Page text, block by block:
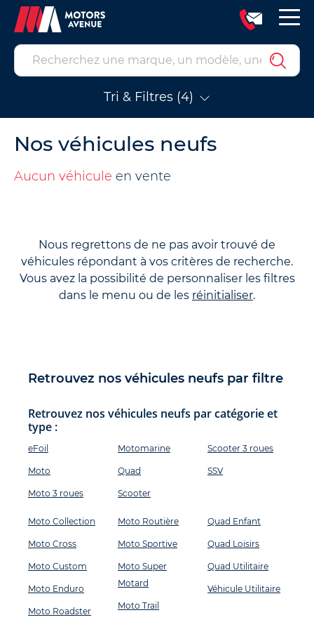
Tri & Filtres (4)
Nos véhicules neufs
Aucun véhicule en vente
Nous regrettons de ne pas avoir trouvé de
véhicules répondant à vos critères de recherche.
Vous avez la possibilité de personnaliser les filtres
dans le menu ou de les réinitialiser.
Retrouvez nos véhicules neufs par filtre
Retrouvez nos véhicules neufs par catégorie et
type :
eFoil
Moto
Moto 3 roues
Motomarine
Quad
Scooter
Scooter 3 roues
SSV
Moto Collection
Moto Cross
Moto Custom
Moto Enduro
Moto Roadster
Moto Routière
Moto Sportive
Moto Super
Motard
Moto Trail
Quad Enfant
Quad Loisirs
Quad Utilitaire
Véhicule Utilitaire